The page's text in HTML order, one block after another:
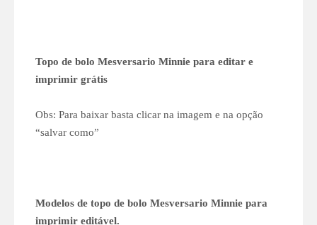
Topo de bolo Mesversario Minnie para editar e
imprimir grátis
Obs: Para baixar basta clicar na imagem e na opção
“salvar como”
Modelos de topo de bolo Mesversario Minnie para
imprimir editável.